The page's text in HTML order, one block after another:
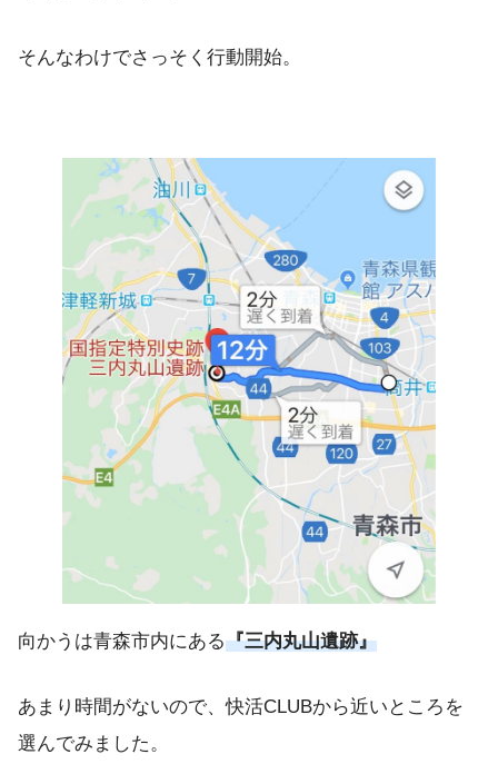
そんなわけでさっそく行動開始。
向かうは青森市内にある『三内丸山遺跡』
あまり時間がないので、快活CLUBから近いところを
選んでみました。